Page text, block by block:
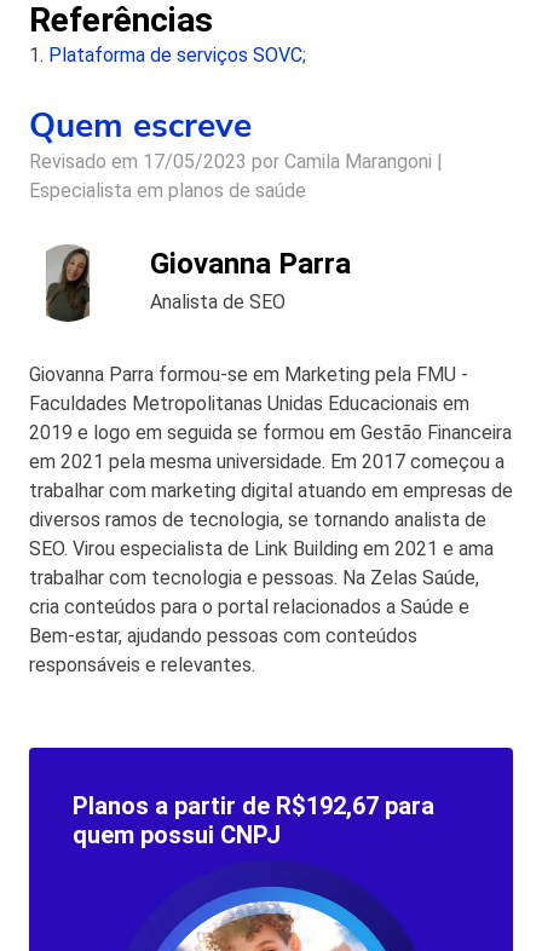
relacionadas ao plano de saúde.
Referências
1. Plataforma de serviços SOVC;
Quem escreve
Revisado em 17/05/2023 por Camila Marangoni |
Especialista em planos de saúde
Giovanna Parra
Analista de SEO
Giovanna Parra formou-se em Marketing pela FMU -
Faculdades Metropolitanas Unidas Educacionais em
2019 e logo em seguida se formou em Gestão Financeira
em 2021 pela mesma universidade. Em 2017 começou a
trabalhar com marketing digital atuando em empresas de
diversos ramos de tecnologia, se tornando analista de
SEO. Virou especialista de Link Building em 2021 e ama
trabalhar com tecnologia e pessoas. Na Zelas Saúde,
cria conteúdos para o portal relacionados a Saúde e
Bem-estar, ajudando pessoas com conteúdos
responsáveis e relevantes.
Planos a partir de R$192,67 para
quem possui CNPJ